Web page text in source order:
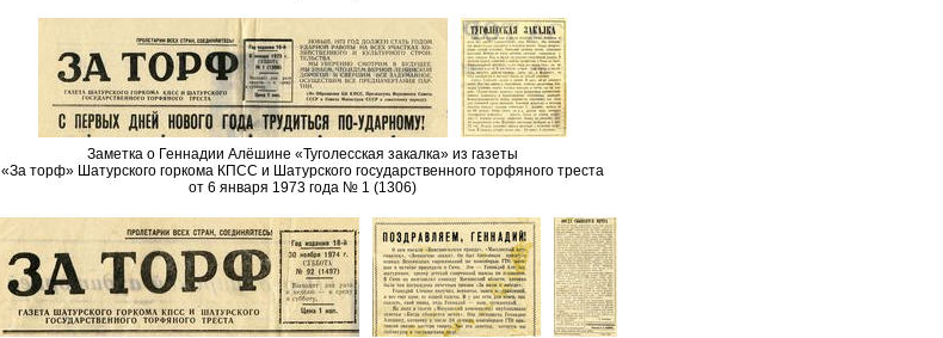
Заметка о Геннадии Алёшине «Туголесская закалка» из газеты
«За торф» Шатурского горкома КПСС и Шатурского государственного торфяного треста
от 6 января 1973 года № 1 (1306)